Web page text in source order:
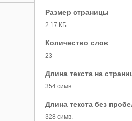
Размер страницы
2.17 КБ
Количество слов
23
Длина текста на
354 симв.
Длина текста без
328 симв.